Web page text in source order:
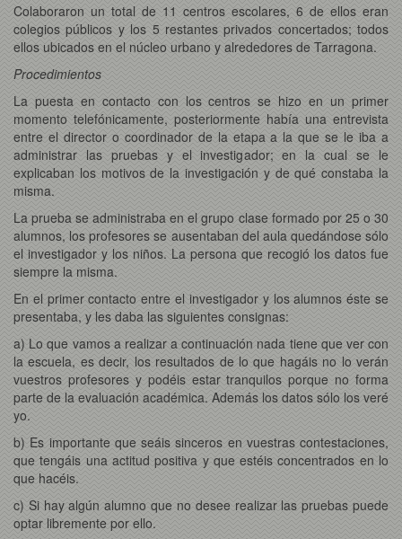
Colaboraron un total de 11 centros escolares, 6 de ellos eran
colegios públicos y los 5 restantes privados concertados; todos
ellos ubicados en el núcleo urbano y alrededores de Tarragona.
Procedimientos
La puesta en contacto con los centros se hizo en un primer
momento telefónicamente, posteriormente había una entrevista
entre el director o coordinador de la etapa a la que se le iba a
administrar las pruebas y el investigador; en la cual se le
explicaban los motivos de la investigación y de qué constaba la
misma.
La prueba se administraba en el grupo clase formado por 25 o 30
alumnos, los profesores se ausentaban del aula quedándose sólo
el investigador y los niños. La persona que recogió los datos fue
siempre la misma.
En el primer contacto entre el investigador y los alumnos éste se
presentaba, y les daba las siguientes consignas:
a) Lo que vamos a realizar a continuación nada tiene que ver con
la escuela, es decir, los resultados de lo que hagáis no lo verán
vuestros profesores y podéis estar tranquilos porque no forma
parte de la evaluación académica. Además los datos sólo los veré
yo.
b) Es importante que seáis sinceros en vuestras contestaciones,
que tengáis una actitud positiva y que estéis concentrados en lo
que hacéis.
c) Si hay algún alumno que no desee realizar las pruebas puede
optar libremente por ello.